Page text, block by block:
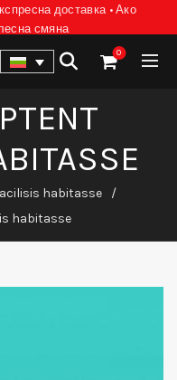
доставка • Ако
смяна
0
habitasse
habitasse